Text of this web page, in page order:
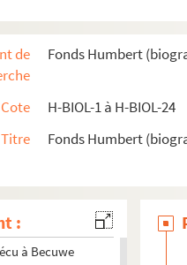
de
Fonds Humbert
Cote
H-BIOL-1 à H-BIOL-24
Titre
Fonds Humbert
:
à Aernout
Agache à Akermann
André François Etienne Jean-
Ancelet à Artaud
à Bayet
Beaussier-Vanhoenacker à
à Becuwe